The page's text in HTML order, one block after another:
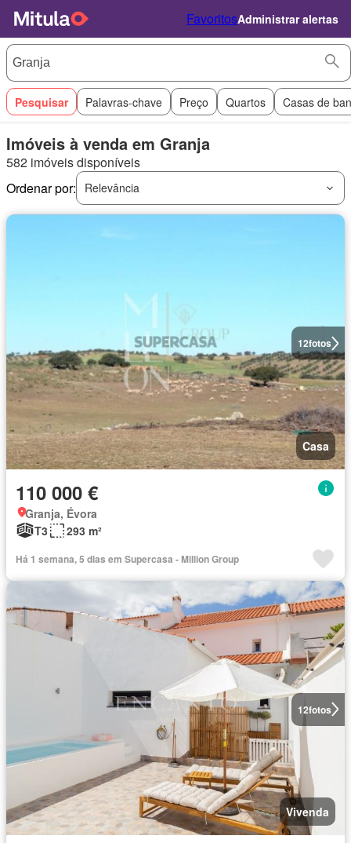
FavoritosAdministrar alertas
Pesquisar Palavras-chave Preço Quartos Casas de
Imóveis à venda em Granja
582 imóveis disponíveis
Ordenar por:
Relevância
12fotos
Casa
110 000 €
Granja, Évora
T3
293 m²
Há 1 semana, 5 dias em Supercasa - Million Group
12fotos
Vivenda